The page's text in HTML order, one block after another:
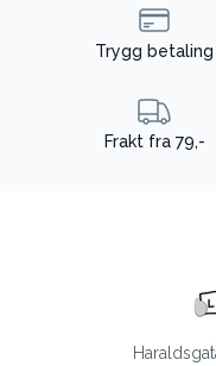
Trygg betaling
Frakt fra 79,-